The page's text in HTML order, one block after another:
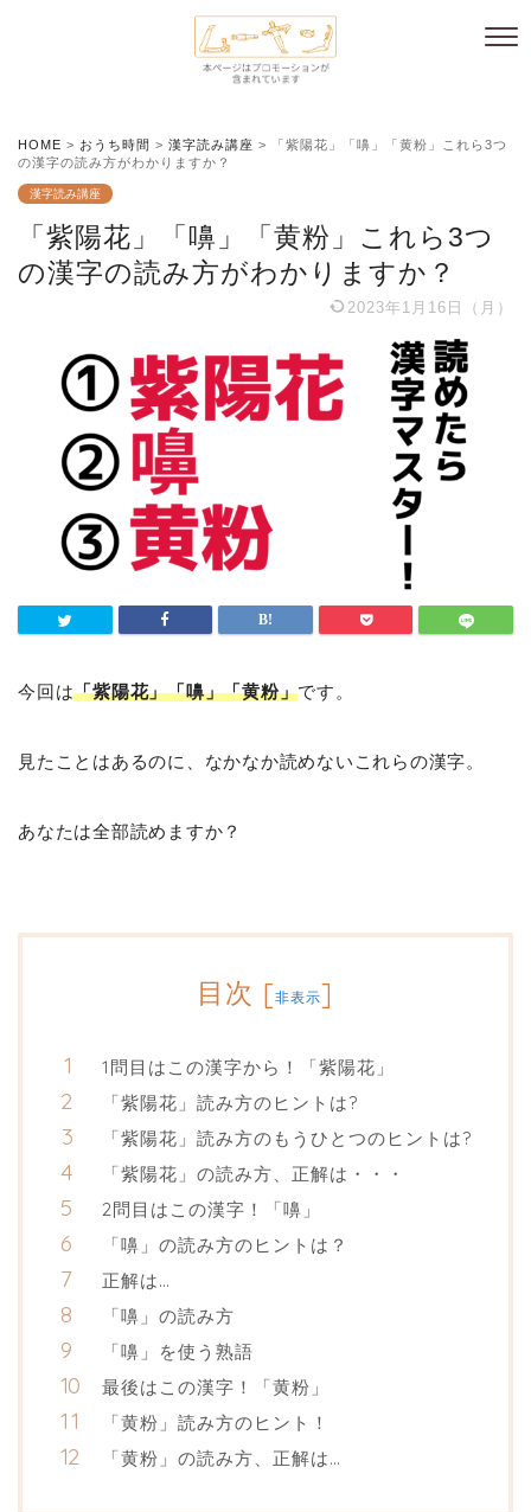
HOME > おうち時間 > 漢字読み講座 >
「紫陽花」「嚊」「黄粉」これら3つ
の漢字の読み方がわかりますか？
漢字読み講座
「紫陽花」「嚊」「黄粉」これら3つ
の漢字の読み方がわかりますか？
2023年1月16日（月）
今回は「紫陽花」「嚊」「黄粉」です。
見たことはあるのに、なかなか読めないこれらの漢字。
あなたは全部読めますか？
目次 [非表示]
1問目はこの漢字から！「紫陽花」
「紫陽花」読み方のヒントは?
「紫陽花」読み方のもうひとつのヒントは?
「紫陽花」の読み方、正解は・・・
2問目はこの漢字！「嚊」
「嚊」の読み方のヒントは？
正解は…
「嚊」の読み方
「嚊」を使う熟語
最後はこの漢字！「黄粉」
「黄粉」読み方のヒント！
「黄粉」の読み方、正解は…